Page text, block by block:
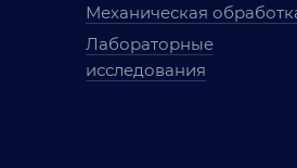
Механическая
Лабораторные
исследования